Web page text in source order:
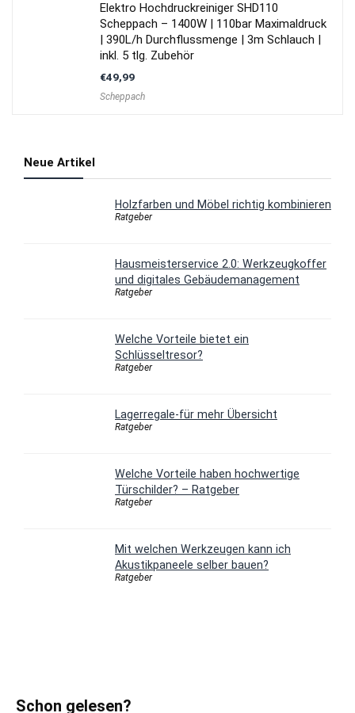
Elektro Hochdruckreiniger SHD110
Scheppach – 1400W | 110bar Maximaldruck
| 390L/h Durchflussmenge | 3m Schlauch |
inkl. 5 tlg. Zubehör
€49,99
Scheppach
Neue Artikel
Holzfarben und Möbel richtig kombinieren
Ratgeber
Hausmeisterservice 2.0: Werkzeugkoffer
und digitales Gebäudemanagement
Ratgeber
Welche Vorteile bietet ein
Schlüsseltresor?
Ratgeber
Lagerregale-für mehr Übersicht
Ratgeber
Welche Vorteile haben hochwertige
Türschilder? – Ratgeber
Ratgeber
Mit welchen Werkzeugen kann ich
Akustikpaneele selber bauen?
Ratgeber
Schon gelesen?